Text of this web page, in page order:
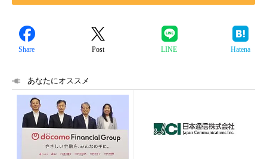
Share Post LINE Hatena
あなたにオススメ